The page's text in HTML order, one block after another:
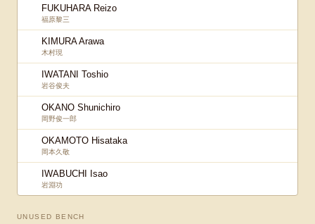
FUKUHARA Reizo
福原黎三
KIMURA Arawa
木村現
IWATANI Toshio
岩谷俊夫
OKANO Shunichiro
岡野俊一郎
OKAMOTO Hisataka
岡本久敬
IWABUCHI Isao
岩淵功
UNUSED BENCH